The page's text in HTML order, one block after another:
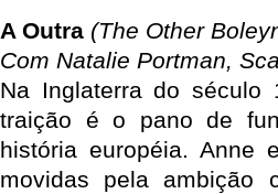
A Outra (The Other
Com Natalie Portman,
Na Inglaterra do século
traição é o pano de
história européia. Anne
movidas pela ambição